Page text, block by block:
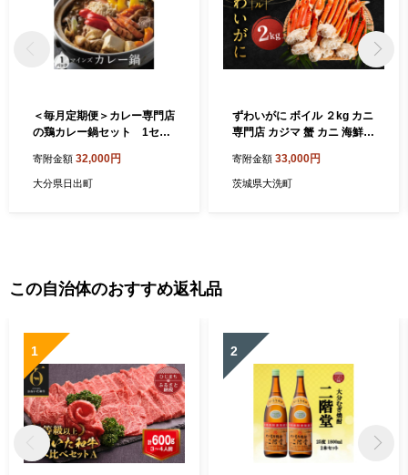
＜毎月定期便＞カレー専門店
の鶏カレー鍋セット 1セッ
寄附金額 32,000円
大分県日出町
ずわいがに ボイル ２kg カニ
専門店 カジマ 蟹 カニ 海鮮
ズワイガニ カニ
寄附金額 33,000円
茨城県大洗町
この自治体のおすすめ返礼品
1 2